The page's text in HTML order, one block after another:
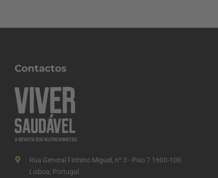
Contactos
Rua General Firmino Miguel, nº 3 - Piso 7 1600-100
Lisboa, Portugal